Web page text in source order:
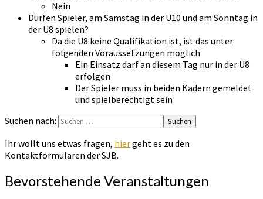
Nein
Dürfen Spieler, am Samstag in der U10 und am Sonntag in
der U8 spielen?
Da die U8 keine Qualifikation ist, ist das unter
folgenden Voraussetzungen möglich
Ein Einsatz darf an diesem Tag nur in der U8
erfolgen
Der Spieler muss in beiden Kadern gemeldet
und spielberechtigt sein
Suchen nach:
Suchen
Ihr wollt uns etwas fragen, hiergeht es zu den
Kontaktformularen der SJB.
Bevorstehende Veranstaltungen